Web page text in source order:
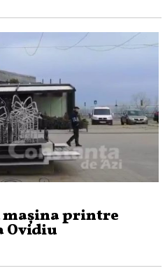
mașina printre
Ovidiu